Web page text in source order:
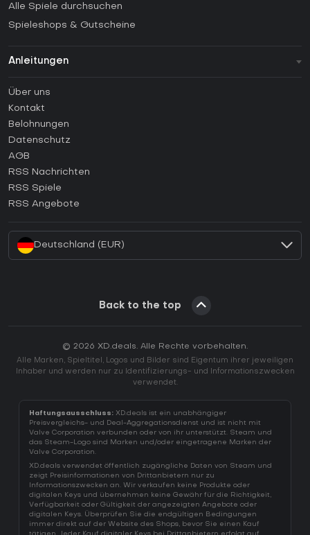
Alle Spiele durchsuchen
Spieleshops & Gutscheine
Anleitungen
Anleitungen
Wie aktiviert man einen Steam CD Key?
Wie aktiviert man einen Epic Games CD Key?
Wie aktiviert man einen GOG CD Key?
Wie aktiviert man einen Ubisoft Connect CD Key?
Über uns
Kontakt
Belohnungen
Datenschutz
AGB
RSS Nachrichten
RSS Spiele
RSS Angebote
Deutschland (EUR)
Back to the top
© 2026 XD.deals. Alle Rechte vorbehalten.
Alle Marken, Spieltitel, Logos und Bilder sind Eigentum ihrer jeweiligen
Inhaber und werden nur zu Identifizierungs- und Informationszwecken
verwendet.
Haftungsausschluss: XD.deals ist ein unabhängiger
Preisvergleichs- und Deal-Aggregationsdienst und ist nicht mit
Valve Corporation verbunden oder von ihr unterstützt. Steam und
das Steam-Logo sind Marken und/oder eingetragene Marken der
Valve Corporation.
XD.deals verwendet öffentlich zugängliche Daten von Steam und
zeigt Preisinformationen von Drittanbietern nur zu
Informationszwecken an. Wir verkaufen keine Produkte oder
digitalen Keys und übernehmen keine Gewähr für die Richtigkeit,
Verfügbarkeit oder Gültigkeit der angezeigten Angebote oder
digitalen Keys. Überprüfen Sie die endgültigen Bedingungen
immer direkt auf der Website des Shops, bevor Sie einen Kauf